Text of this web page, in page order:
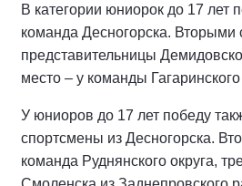
В категории юниорок до 17 лет
команда Десногорска. Вторыми
представительницы
место – у команды Гагаринского
У юниоров до 17 лет победу
спортсмены из Десногорска.
команда Руднянского округа,